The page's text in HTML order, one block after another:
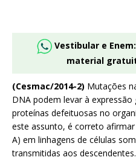
Vestibular e
material
(Cesmac/2014-2) Mutações
DNA podem levar à
proteínas defeituosas no
este assunto, é correto
A) em linhagens de células
transmitidas aos descendentes.